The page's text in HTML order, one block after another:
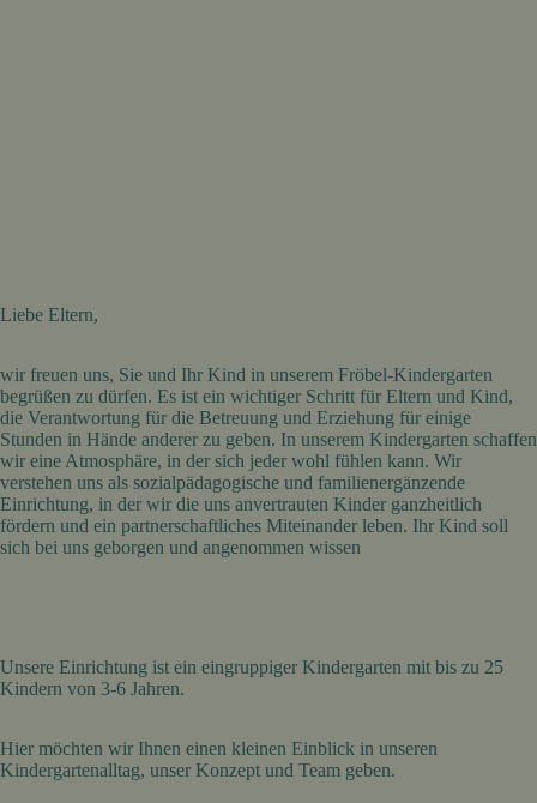
Liebe Eltern,
wir freuen uns, Sie und Ihr Kind in unserem Fröbel-Kindergarten
begrüßen zu dürfen. Es ist ein wichtiger Schritt für Eltern und Kind,
die Verantwortung für die Betreuung und Erziehung für einige
Stunden in Hände anderer zu geben. In unserem Kindergarten schaffen
wir eine Atmosphäre, in der sich jeder wohl fühlen kann. Wir
verstehen uns als sozialpädagogische und familienergänzende
Einrichtung, in der wir die uns anvertrauten Kinder ganzheitlich
fördern und ein partnerschaftliches Miteinander leben. Ihr Kind soll
sich bei uns geborgen und angenommen wissen
Unsere Einrichtung ist ein eingruppiger Kindergarten mit bis zu 25
Kindern von 3-6 Jahren.
Hier möchten wir Ihnen einen kleinen Einblick in unseren
Kindergartenalltag, unser Konzept und Team geben.